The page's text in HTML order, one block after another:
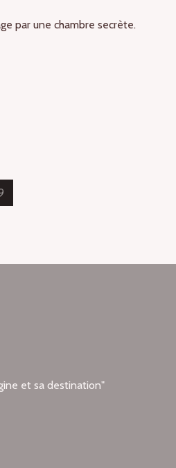
par une chambre secrète.
PAGE
et sa destination"